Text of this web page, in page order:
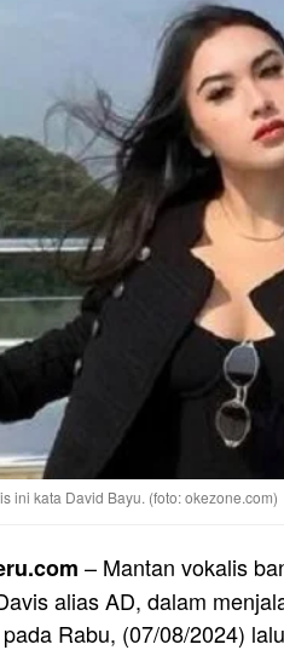
ini kata David Bayu. (foto: okezone.com)
– Mantan vokalis
alias AD, dalam
pada Rabu, (07/08/2024)